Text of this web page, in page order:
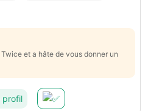
et a hâte de vous donner un
profil